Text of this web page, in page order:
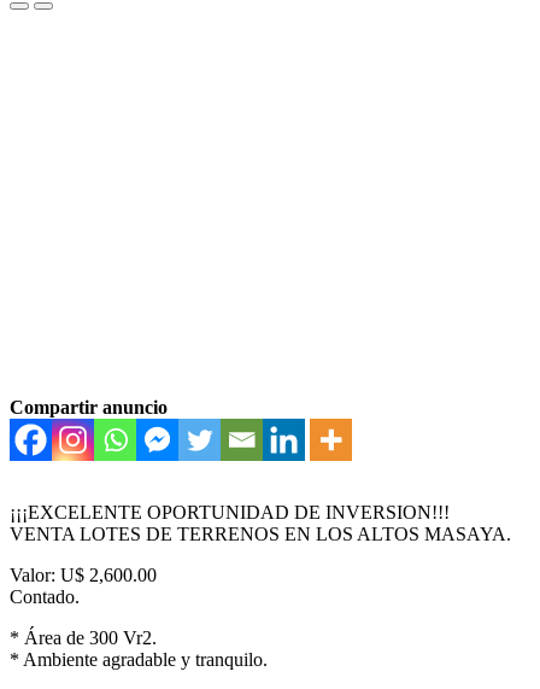
Compartir anuncio
¡¡¡EXCELENTE OPORTUNIDAD DE INVERSION!!!
VENTA LOTES DE TERRENOS EN LOS ALTOS MASAYA.
Valor: U$ 2,600.00
Contado.
* Área de 300 Vr2.
* Ambiente agradable y tranquilo.